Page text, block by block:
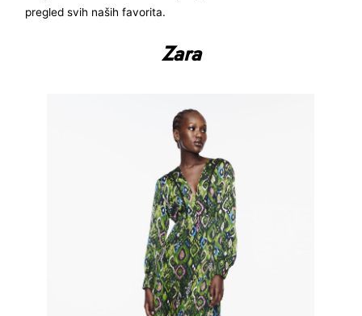
pregled svih naših favorita.
Zara